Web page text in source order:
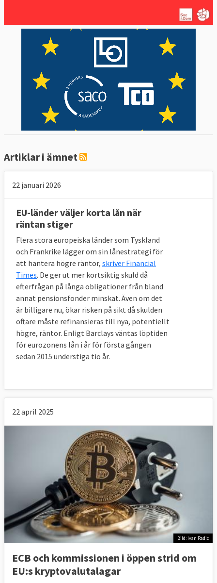
Artiklar i ämnet
22 januari 2026
EU-länder väljer korta lån när
räntan stiger
Flera stora europeiska länder som Tyskland
och Frankrike lägger om sin lånestrategi för
att hantera högre räntor, skriver Financial
Times. De ger ut mer kortsiktig skuld då
efterfrågan på långa obligationer från bland
annat pensionsfonder minskat. Även om det
är billigare nu, ökar risken på sikt då skulden
oftare måste refinansieras till nya, potentiellt
högre, räntor. Enligt Barclays väntas löptiden
för eurozonens lån i år för första gången
sedan 2015 understiga tio år.
22 april 2025
Bild: Ivan Radic
ECB och kommissionen i öppen strid om
EU:s kryptovalutalagar